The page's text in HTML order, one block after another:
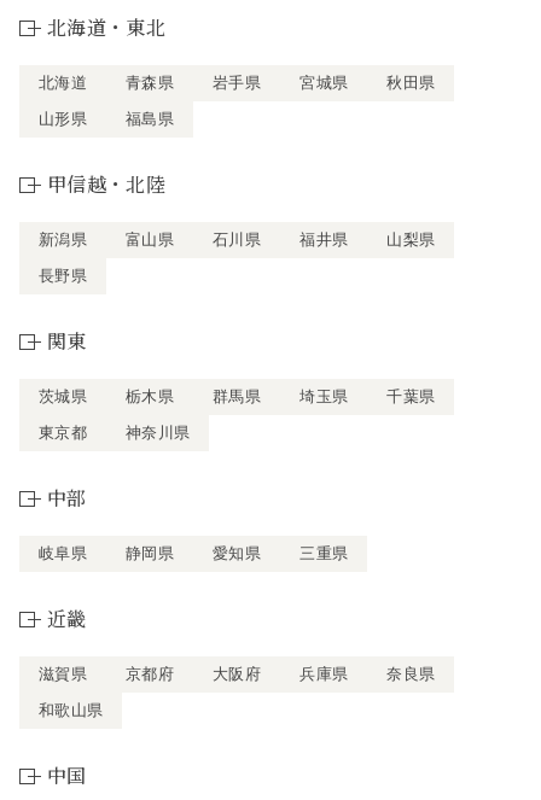
北海道・東北
北海道 青森県 岩手県 宮城県
秋田県
山形県
福島県
甲信越・北陸
新潟県 富山県 石川県 福井県
山梨県
長野県
関東
茨城県 栃木県 群馬県 埼玉県
千葉県
東京都
神奈川県
中部
岐阜県 静岡県 愛知県 三重県
近畿
滋賀県 京都府 大阪府 兵庫県
奈良県
和歌山県
中国